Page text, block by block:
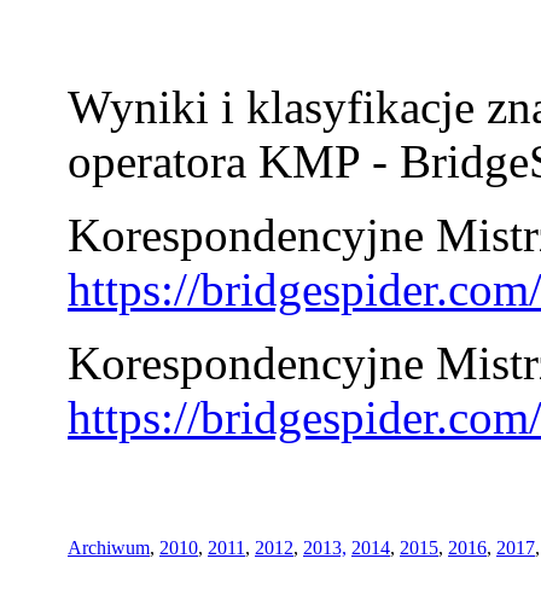
Wyniki i klasyfikacje
operatora KMP -
Korespondencyjne
https://
Korespondencyjne
https://
Archiwum, 2010, 2011 , 2012, 2013, 2014, 2015, 2016, 2017